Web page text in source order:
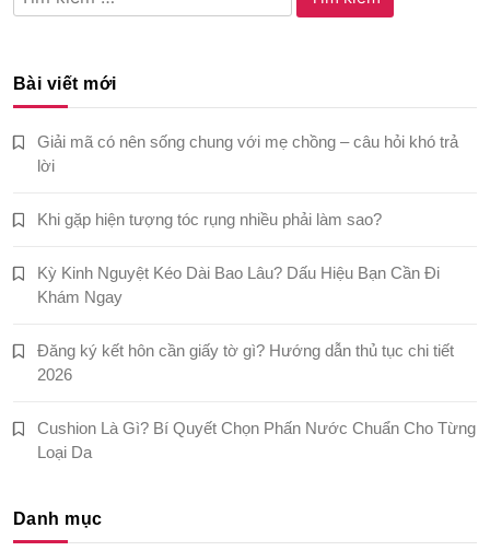
kiếm
Bài viết mới
Giải mã có nên sống chung với mẹ chồng – câu hỏi khó trả
lời
Khi gặp hiện tượng tóc rụng nhiều phải làm sao?
Kỳ Kinh Nguyệt Kéo Dài Bao Lâu? Dấu Hiệu Bạn Cần Đi
Khám Ngay
Đăng ký kết hôn cần giấy tờ gì? Hướng dẫn thủ tục chi tiết
2026
Cushion Là Gì? Bí Quyết Chọn Phấn Nước Chuẩn Cho Từng
Loại Da
Danh mục